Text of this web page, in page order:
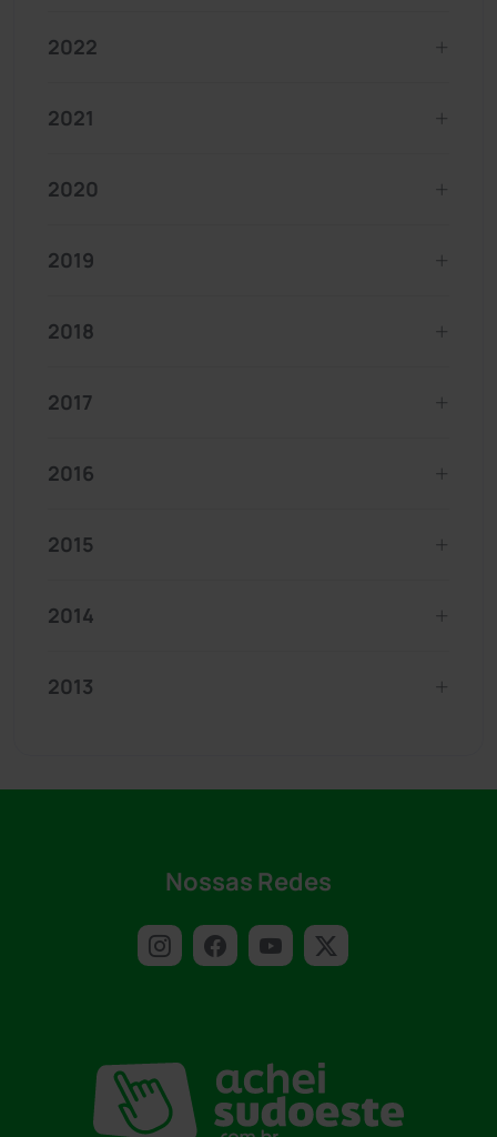
2022
2021
2020
2019
2018
2017
2016
2015
2014
2013
Nossas Redes